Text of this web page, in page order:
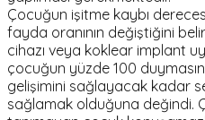
Çocuğun işitme kaybı
fayda oranının değiştiğini
cihazı veya koklear implant
çocuğun yüzde 100
gelişimini sağlayacak kadar
sağlamak olduğuna değindi.